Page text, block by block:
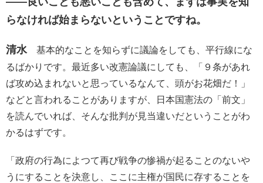
らなければ始まらないということですね。
清水 基本的なことを知らずに議論をしても、平行線にな
るばかりです。最近多い改憲論議にしても、「９条があれ
ば攻め込まれないと思っているなんて、頭がお花畑だ！」
などと言われることがありますが、日本国憲法の「前文」
を読んでいれば、そんな批判が見当違いだということがわ
かるはずです。
「政府の行為によつて再び戦争の惨禍が起ることのないや
うにすることを決意し、ここに主権が国民に存することを